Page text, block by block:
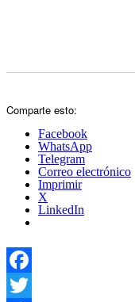
Comparte esto:
Facebook
WhatsApp
Telegram
Correo electrónico
Imprimir
X
LinkedIn
Facebook